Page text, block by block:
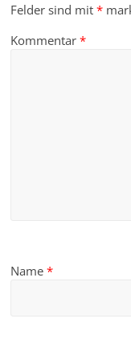
Felder sind mit*
Kommentar*
Name*